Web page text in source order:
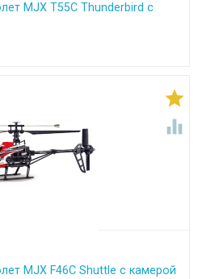
MJX T55C Thunderbird с


MJX F46C Shuttle с камерой